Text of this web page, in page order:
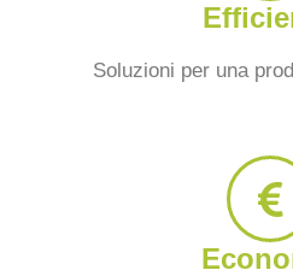
Soluzioni per una